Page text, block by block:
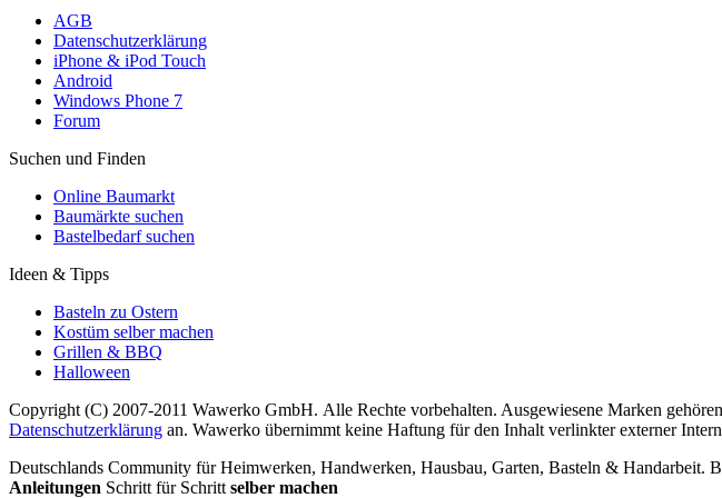
AGB
Datenschutzerklärung
iPhone & iPod Touch
Android
Windows Phone 7
Forum
Suchen und Finden
Online Baumarkt
Baumärkte suchen
Bastelbedarf suchen
Ideen & Tipps
Basteln zu Ostern
Kostüm selber machen
Grillen & BBQ
Halloween
Copyright (C) 2007-2011 Wawerko GmbH. Alle Rechte vorbehalten. Ausgewiesene Marken
Datenschutzerklärung an. Wawerko übernimmt keine Haftung für den Inhalt verlinkter externer
Deutschlands Community für Heimwerken, Handwerken, Hausbau, Garten, Basteln &
Anleitungen Schritt für Schritt selber machen